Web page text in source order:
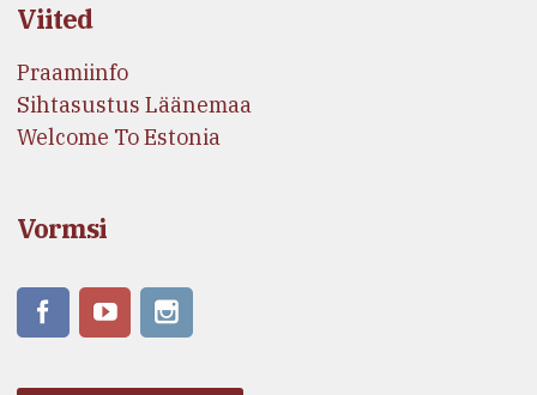
Viited
Praamiinfo
Sihtasustus Läänemaa
Welcome To Estonia
Vormsi